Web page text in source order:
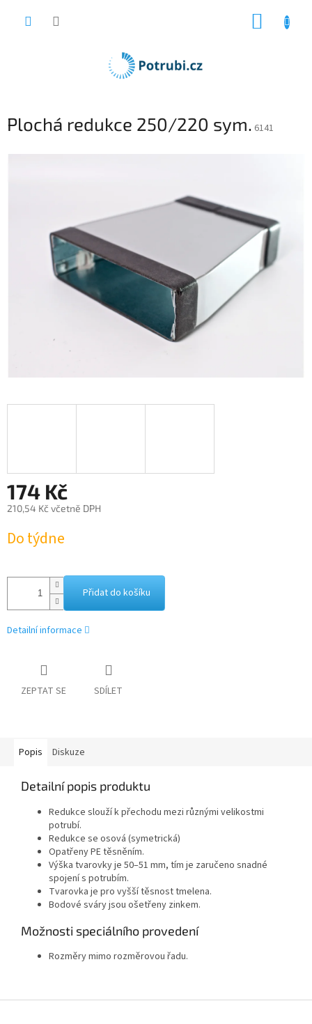
Plochá redukce 250/220 sym. 6141
174 Kč
210,54 Kč včetně DPH
cena:
Do týdne
Přidat do košíku
Detailní informace
ZEPTAT SE SDÍLET
Popis Diskuze
Detailní popis produktu
Redukce slouží k přechodu mezi různými velikostmi
potrubí.
Redukce se osová (symetrická)
Opatřeny PE těsněním.
Výška tvarovky je 50–51 mm, tím je zaručeno snadné
spojení s potrubím.
Tvarovka je pro vyšší těsnost tmelena.
Bodové sváry jsou ošetřeny zinkem.
Možnosti speciálního provedení
Rozměry mimo rozměrovou řadu.